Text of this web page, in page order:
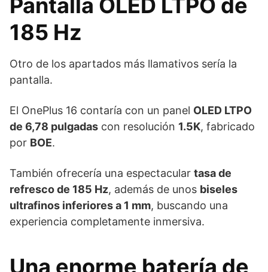
Pantalla OLED LTPO de
185 Hz
Otro de los apartados más llamativos sería la
pantalla.
El OnePlus 16 contaría con un panel OLED LTPO
de 6,78 pulgadas con resolución 1.5K, fabricado
por BOE.
También ofrecería una espectacular tasa de
refresco de 185 Hz, además de unos biseles
ultrafinos inferiores a 1 mm, buscando una
experiencia completamente inmersiva.
Una enorme batería de